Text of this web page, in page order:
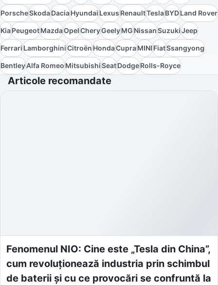
PorscheSkodaDaciaHyundaiLexusRenaultTeslaBYDLand Rover
KiaPeugeotMazdaOpelCheryGeelyMGNissanSuzukiJeep
FerrariLamborghiniCitroënHondaCupraMINIFiatSsangyong
BentleyAlfa RomeoMitsubishiSeatDodgeRolls-Royce
Articole recomandate
Fenomenul NIO: Cine este „Tesla din China”,
cum revoluționează industria prin schimbul
de baterii și cu ce provocări se confruntă la